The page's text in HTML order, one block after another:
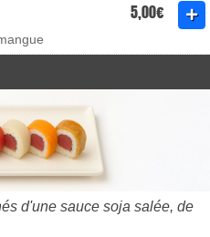
5,00€
d'une sauce soja salée, de